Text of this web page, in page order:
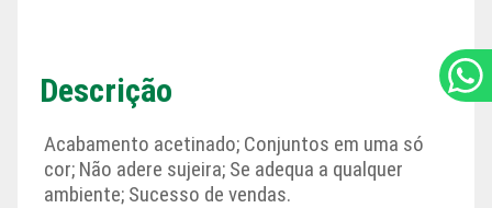
Descrição
Acabamento acetinado; Conjuntos em uma só
cor; Não adere sujeira; Se adequa a qualquer
ambiente; Sucesso de vendas.